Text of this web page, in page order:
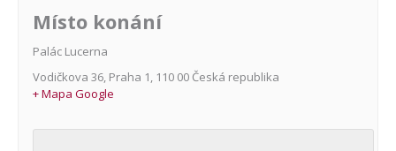
Místo konání
Palác Lucerna
Vodičkova 36, Praha 1, 110 00 Česká republika
+ Mapa Google